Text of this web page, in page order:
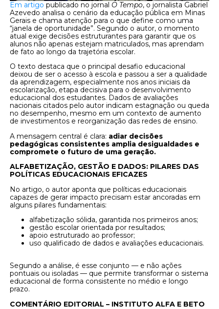
Em artigo publicado no jornal O Tempo, o jornalista Gabriel
Azevedo analisa o cenário da educação pública em Minas
Gerais e chama atenção para o que define como uma
“janela de oportunidade”. Segundo o autor, o momento
atual exige decisões estruturantes para garantir que os
alunos não apenas estejam matriculados, mas aprendam
de fato ao longo da trajetória escolar.
O texto destaca que o principal desafio educacional
deixou de ser o acesso à escola e passou a ser a qualidade
da aprendizagem, especialmente nos anos iniciais da
escolarização, etapa decisiva para o desenvolvimento
educacional dos estudantes. Dados de avaliações
nacionais citados pelo autor indicam estagnação ou queda
no desempenho, mesmo em um contexto de aumento
de investimentos e reorganização das redes de ensino.
A mensagem central é clara: adiar decisões
pedagógicas consistentes amplia desigualdades e
compromete o futuro de uma geração.
ALFABETIZAÇÃO, GESTÃO E DADOS: PILARES DAS
POLÍTICAS EDUCACIONAIS EFICAZES
No artigo, o autor aponta que políticas educacionais
capazes de gerar impacto precisam estar ancoradas em
alguns pilares fundamentais:
alfabetização sólida, garantida nos primeiros anos;
gestão escolar orientada por resultados;
apoio estruturado ao professor;
uso qualificado de dados e avaliações educacionais.
Segundo a análise, é esse conjunto — e não ações
pontuais ou isoladas — que permite transformar o sistema
educacional de forma consistente no médio e longo
prazo.
COMENTÁRIO EDITORIAL – INSTITUTO ALFA E BETO